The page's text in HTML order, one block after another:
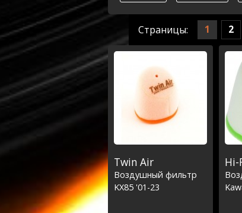
Страницы: 1 2
Twin Air
Воздушный фильтр
KX85 '01-23
Hi-